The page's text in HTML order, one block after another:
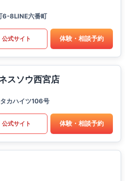
6-8LINE六番町
公式サイト 体験・相談予約
スソウ西宮店
カハイツ106号
公式サイト 体験・相談予約